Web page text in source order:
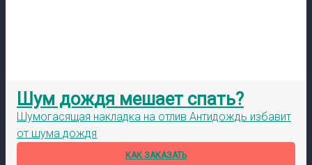
Шум дождя мешает спать?
Шумогасящая накладка на отлив Антидождь избавит
от шума дождя
КАК ЗАКАЗАТЬ